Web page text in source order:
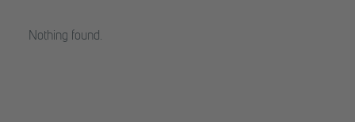
Nothing found.